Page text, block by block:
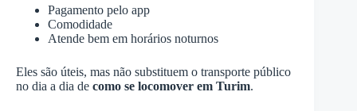
Pagamento pelo app
Comodidade
Atende bem em horários noturnos
Eles são úteis, mas não substituem o transporte público
no dia a dia de como se locomover em Turim.